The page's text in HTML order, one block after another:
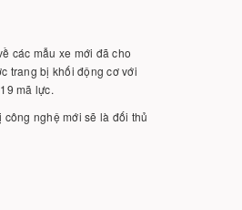
các mẫu xe mới đã cho
trang bị khối động cơ với
mã lực.
nghệ mới sẽ là đối thủ